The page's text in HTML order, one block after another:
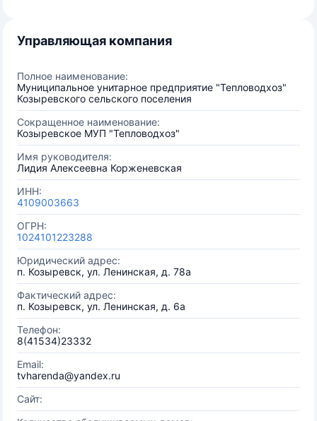
Управляющая компания
Полное наименование:
Муниципальное унитарное предприятие "Тепловодхоз"
Козыревского сельского поселения
Сокращенное наименование:
Козыревское МУП "Тепловодхоз"
Имя руководителя:
Лидия Алексеевна Корженевская
ИНН:
4109003663
ОГРН:
1024101223288
Юридический адрес:
п. Козыревск, ул. Ленинская, д. 78а
Фактический адрес:
п. Козыревск, ул. Ленинская, д. 6а
Телефон:
8(41534)23332
Email:
tvharenda@yandex.ru
Сайт: